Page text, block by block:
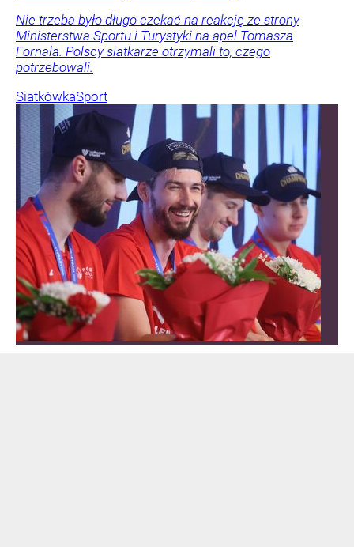
Nie trzeba było długo czekać na reakcję ze strony
Ministerstwa Sportu i Turystyki na apel Tomasza
Fornala. Polscy siatkarze otrzymali to, czego
potrzebowali.
SiatkówkaSport